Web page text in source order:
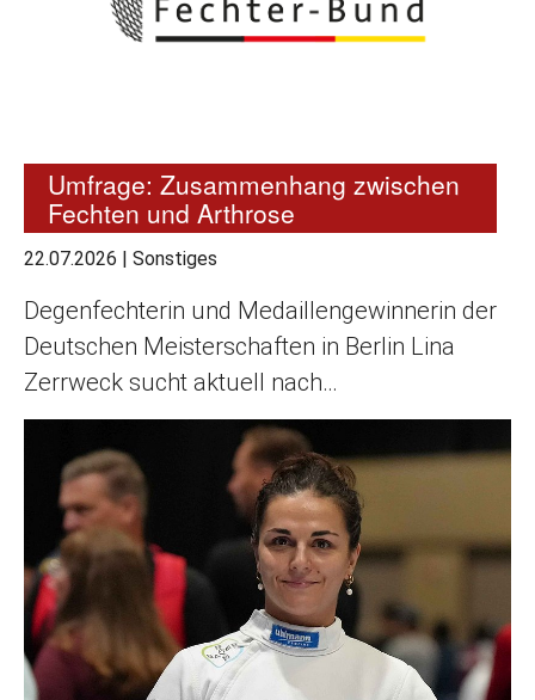
Umfrage: Zusammenhang zwischen
Fechten und Arthrose
22.07.2026 | Sonstiges
Degenfechterin und Medaillengewinnerin der
Deutschen Meisterschaften in Berlin Lina
Zerrweck sucht aktuell nach…